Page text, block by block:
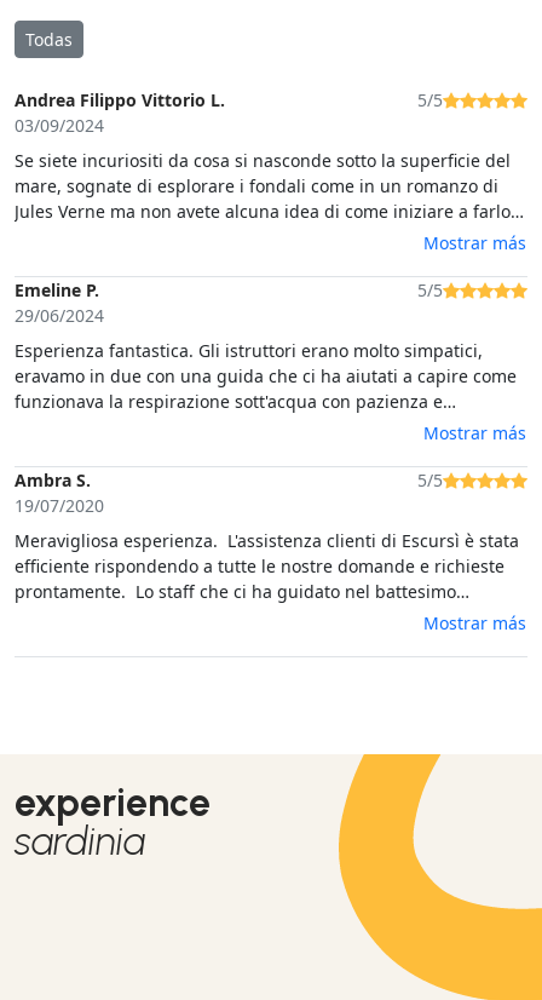
Todas
Andrea Filippo Vittorio L.
03/09/2024
5/5
Se siete incuriositi da cosa si nasconde sotto la superficie del
mare, sognate di esplorare i fondali come in un romanzo di
Jules Verne ma non avete alcuna idea di come iniziare a farlo,
questa è l'esperienza per voi.Verrete guidati letteralmente per
i fondamentali per immergervi in sicurezza, il tutto corredato
da un mare meraviglioso.L'ambiente che si crea è
Mostrar más
Emeline P.
29/06/2024
5/5
Esperienza fantastica. Gli istruttori erano molto simpatici,
eravamo in due con una guida che ci ha aiutati a capire come
funzionava la respirazione sott'acqua con pazienza e
Mostrar más
Ambra S.
19/07/2020
5/5
Meravigliosa esperienza. L'assistenza clienti di Escursì è stata
efficiente rispondendo a tutte le nostre domande e richieste
prontamente. Lo staff che ci ha guidato nel battesimo
subacqueo è stato gentilissimo, preparato e impeccabileMostrar más
experience
sardinia